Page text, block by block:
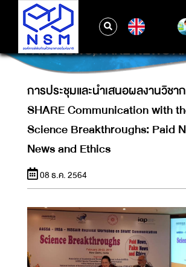
การประชุมและนำเสนอผลงานวิช
SHARE COMMUNICATION
THEME SCIENCE
PAID NEWS, FAKE NEWS
การประชุมและนำเสนอผลงานวิชา
SHARE Communication with
Science Breakthroughs: Paid
News and Ethics
08 ธ.ค. 2564